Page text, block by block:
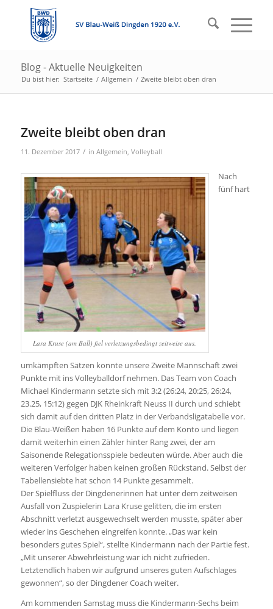
Blog - Aktuelle Neuigkeiten
Du bist hier: Startseite / Allgemein / Zweite bleibt oben dran
Zweite bleibt oben dran
11. Dezember 2017 / in Allgemein, Volleyball
Lara Kruse (am Ball) fiel verletzungsbedingt zeitweise aus.
Nach
fünf hart
umkämpften Sätzen konnte unsere Zweite Mannschaft zwei
Punkte mit ins Volleyballdorf nehmen. Das Team von Coach
Michael Kindermann setzte sich mit 3:2 (26:24, 20:25, 26:24,
23.25, 15:12) gegen DJK Rheinkraft Neuss II durch und schiebt
sich damit auf den dritten Platz in der Verbandsligatabelle vor.
Die Blau-Weißen haben 16 Punkte auf dem Konto und liegen
damit weiterhin einen Zähler hinter Rang zwei, der am
Saisonende Relegationsspiele bedeuten würde. Aber auch die
weiteren Verfolger haben keinen großen Rückstand. Selbst der
Tabellensiebte hat schon 14 Punkte gesammelt.
Der Spielfluss der Dingdenerinnen hat unter dem zeitweisen
Ausfall von Zuspielerin Lara Kruse gelitten, die im ersten
Abschnitt verletzt ausgewechselt werden musste, später aber
wieder ins Geschehen eingreifen konnte. „Das war kein
besonders gutes Spiel“, stellte Kindermann nach der Partie fest.
„Mit unserer Abwehrleistung war ich nicht zufrieden.
Letztendlich haben wir aufgrund unseres guten Aufschlages
gewonnen“, so der Dingdener Coach weiter.
Am kommenden Samstag muss die Kindermann-Sechs beim